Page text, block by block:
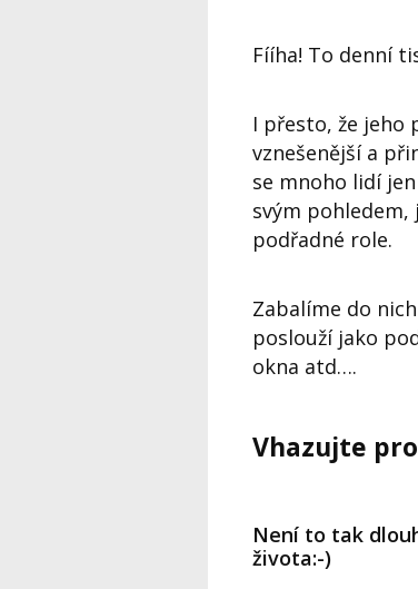
Fííha! To denní
I přesto, že jeho
vznešenější a
se mnoho lidí
svým pohledem,
podřadné role.
Zabalíme do
poslouží jako
okna atd….
Vhazujte
Není to tak
života:-)